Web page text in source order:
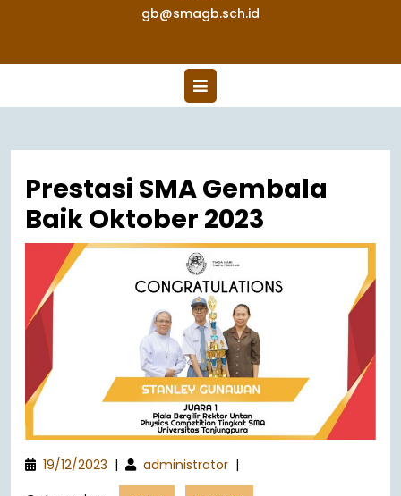
gb@smagb.sch.id
Prestasi SMA Gembala
Baik Oktober 2023
19/12/2023 | administrator |